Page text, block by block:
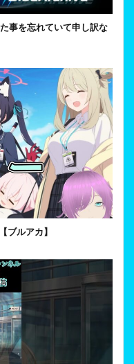
事を忘れていて申し訳な
ルアカ】